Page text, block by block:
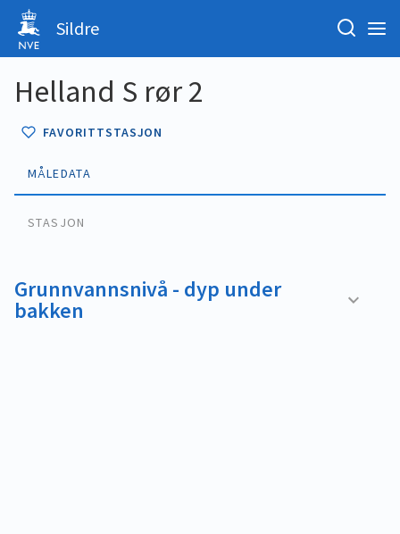
Sildre
Helland S rør 2
FAVORITTSTASJON
MÅLEDATA
STASJON
Grunnvannsnivå - dyp under
bakken